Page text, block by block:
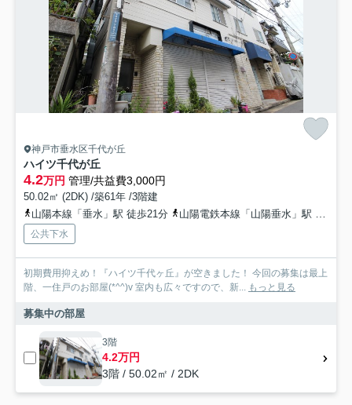
神戸市垂水区千代が丘
ハイツ千代が丘
4.2万円 管理/共益費3,000円
50.02㎡ (2DK) /築61年 /3階建
山陽本線「垂水」駅 徒歩21分
山陽電鉄本線「山陽垂水」駅 バス5分 山陽バス「千代ヶ丘」 停歩3分
公共下水
初期費用抑えめ！『ハイツ千代ヶ丘』が空きました！ 今回の募集は最上
階、一住戸のお部屋(*^^)v 室内も広々ですので、新...
もっと見る
募集中の部屋
3階
4.2万円
3階 / 50.02㎡ / 2DK